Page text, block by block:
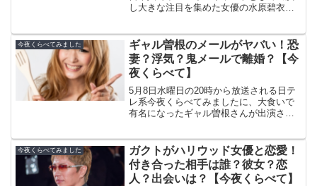
し大きな注目を集めた女優の水原碧衣さ
た』に出演されます！そこで、今回は女
優の水原碧衣さんをピック...
今夜くらべてみました
ギャル曽根のメールがヤバい！恐
妻？浮気？鬼メールで離婚？【今
夜くらべて】
5月8日水曜日の20時から放送される日テ
レ系今夜くらべてみましたに、大食いで
有名になったギャル曽根さんが出演され
ました。その後に宛てたメールがとても
やばいんです…...
今夜くらべてみました
ガクトがハリウッド女優と恋愛！
付き合った相手は誰？彼女？恋
人？出会いは？【今夜くらべて】